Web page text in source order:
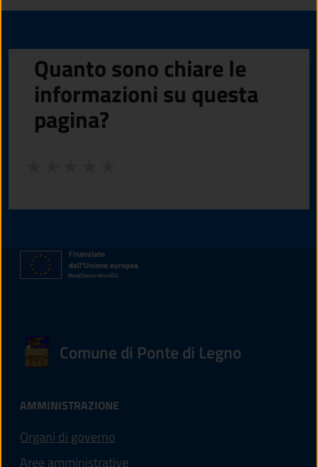
Quanto sono chiare le
informazioni su questa
pagina?
Comune di Ponte di Legno
AMMINISTRAZIONE
Organi di governo
Aree amministrative